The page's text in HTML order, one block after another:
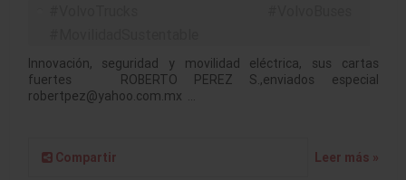
Innovación, seguridad y movilidad eléctrica, sus cartas
fuertes ROBERTO PEREZ S.,enviados especial
robertpez@yahoo.com.mx …
Compartir Leer más »